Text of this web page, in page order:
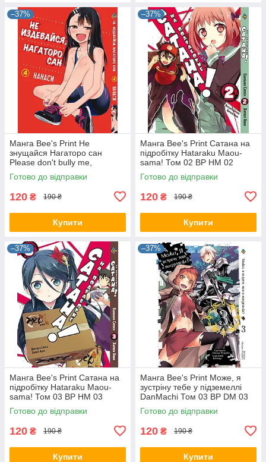
–37%
Манга Bee's Print Не
знущайся Нагаторо сан
Please don't bully me,
Nagatoro Том 04 BP PDB 04
Готово до відправки
120 ₴ 190 ₴
Купити
–37%
Манга Bee's Print Сатана на
підробітку Hataraku Maou-
sama! Том 02 ВР HM 02
Готово до відправки
120 ₴ 190 ₴
Купити
–37%
Манга Bee's Print Сатана на
підробітку Hataraku Maou-
sama! Том 03 ВР HM 03
Готово до відправки
120 ₴ 190 ₴
Купити
–37%
Манга Bee's Print Може, я
зустріну тебе у підземеллі
DanMachi Том 03 BP DM 03
Готово до відправки
120 ₴ 190 ₴
Купити